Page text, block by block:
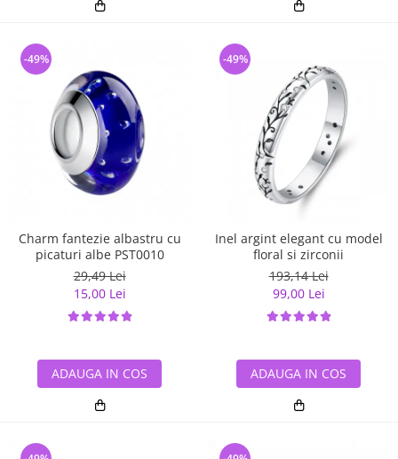
Charm fantezie albastru cu
picaturi albe PST0010
29,49 Lei
15,00 Lei
-49%
ADAUGA IN COS
Inel argint elegant cu model
floral si zirconii
193,14 Lei
99,00 Lei
-49%
ADAUGA IN COS